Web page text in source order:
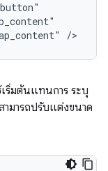
ริ่มต้นแทนการ ระบุ
มารถปรับแต่งขนาด